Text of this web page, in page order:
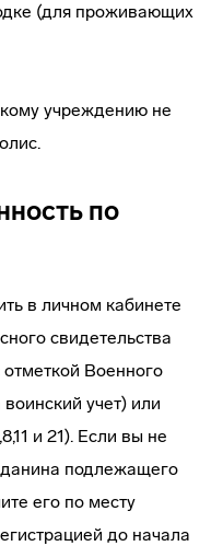
(для проживающих
учреждению не
по
в личном кабинете
свидетельства
Военного
учет) или
и 21). Если вы не
подлежащего
его по месту
до начала